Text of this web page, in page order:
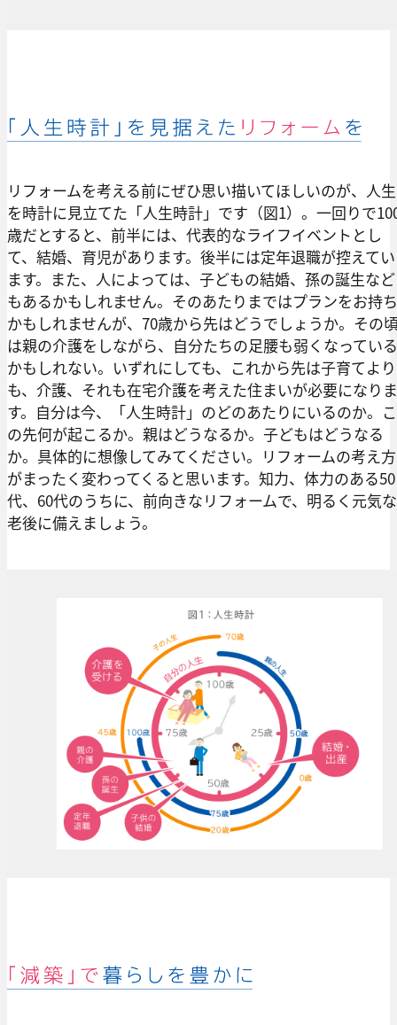
リフォームを考える前にぜひ思い描いてほしいのが、人生
を時計に見立てた「人生時計」です（図1）。一回りで
歳だとすると、前半には、代表的なライフイベントとし
て、結婚、育児があります。後半には定年退職が控えてい
ます。また、人によっては、子どもの結婚、孫の誕生など
もあるかもしれません。そのあたりまではプランをお持ち
かもしれませんが、70歳から先はどうでしょうか。その
は親の介護をしながら、自分たちの足腰も弱くなっている
かもしれない。いずれにしても、これから先は子育てより
も、介護、それも在宅介護を考えた住まいが必要になりま
す。自分は今、「人生時計」のどのあたりにいるのか。こ
の先何が起こるか。親はどうなるか。子どもはどうなる
か。具体的に想像してみてください。リフォームの考え方
がまったく変わってくると思います。知力、体力のある50
代、60代のうちに、前向きなリフォームで、明るく元気な
老後に備えましょう。